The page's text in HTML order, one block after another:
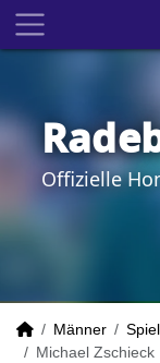
Offizielle
Männer
Michael Zschieck